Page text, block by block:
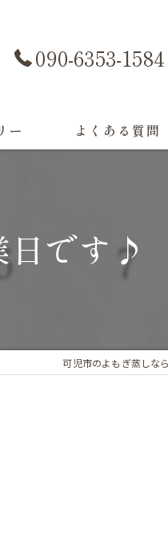
090-6353-1584
ー よくある質問
日です♪
可児市のよもぎ蒸しな